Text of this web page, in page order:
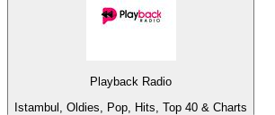
Playback Radio
Istambul, Oldies, Pop, Hits, Top 40 & Charts